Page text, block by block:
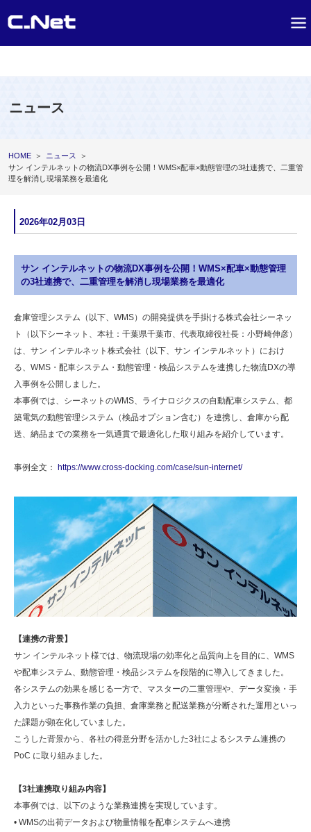
ニュース
HOME ＞ ニュース
＞
サン インテルネットの物流DX事例を公開！WMS×配車×動態管理の3社連携で、二重管
理を解消し現場業務を最適化
2026年02月03日
サン インテルネットの物流DX事例を公開！WMS×配車×動態管理
の3社連携で、二重管理を解消し現場業務を最適化
倉庫管理システム（以下、WMS）の開発提供を手掛ける株式会社シーネッ
ト（以下シーネット、本社：千葉県千葉市、代表取締役社長：小野崎伸彦）
は、サン インテルネット株式会社（以下、サン インテルネット）におけ
る、WMS・配車システム・動態管理・検品システムを連携した物流DXの導
入事例を公開しました。
本事例では、シーネットのWMS、ライナロジクスの自動配車システム、都
築電気の動態管理システム（検品オプション含む）を連携し、倉庫から配
送、納品までの業務を一気通貫で最適化した取り組みを紹介しています。
事例全文： https://www.cross-docking.com/case/sun-internet/
【連携の背景】
サン インテルネット様では、物流現場の効率化と品質向上を目的に、WMS
や配車システム、動態管理・検品システムを段階的に導入してきました。
各システムの効果を感じる一方で、マスターの二重管理や、データ変換・手
入力といった事務作業の負担、倉庫業務と配送業務が分断された運用といっ
た課題が顕在化していました。
こうした背景から、各社の得意分野を活かした3社によるシステム連携の
PoC に取り組みました。
【3社連携取り組み内容】
本事例では、以下のような業務連携を実現しています。
• WMSの出荷データおよび物量情報を配車システムへ連携